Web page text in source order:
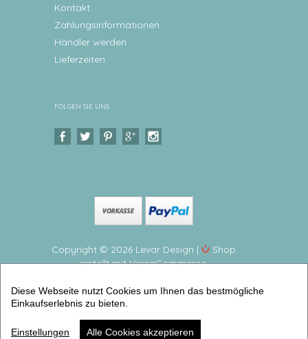
Kontakt
Zahlungsinformationen
Händler werden
Lieferzeiten
FOLGEN SIE UNS
Copyright © 2026 Levar Design |
Shop
erstellt mit VersaCommerce.
Regenbogen Kinderteller, Babyteller aus Melamin, 2
teilig, BPA frei (2er Geschirrset) | Artikelnummer:
1205-6018-4060
Diese Webseite nutzt Cookies um Ihnen das bestmögliche
Einkaufserlebnis zu bieten.
Einstellungen Alle Cookies akzeptieren